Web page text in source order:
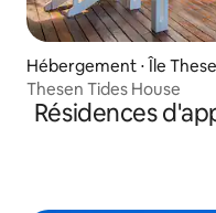
Hébergement ⋅ Île
Thesen Tides House
Résidences